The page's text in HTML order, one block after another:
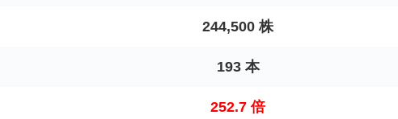
244,500 株
193 本
252.7 倍